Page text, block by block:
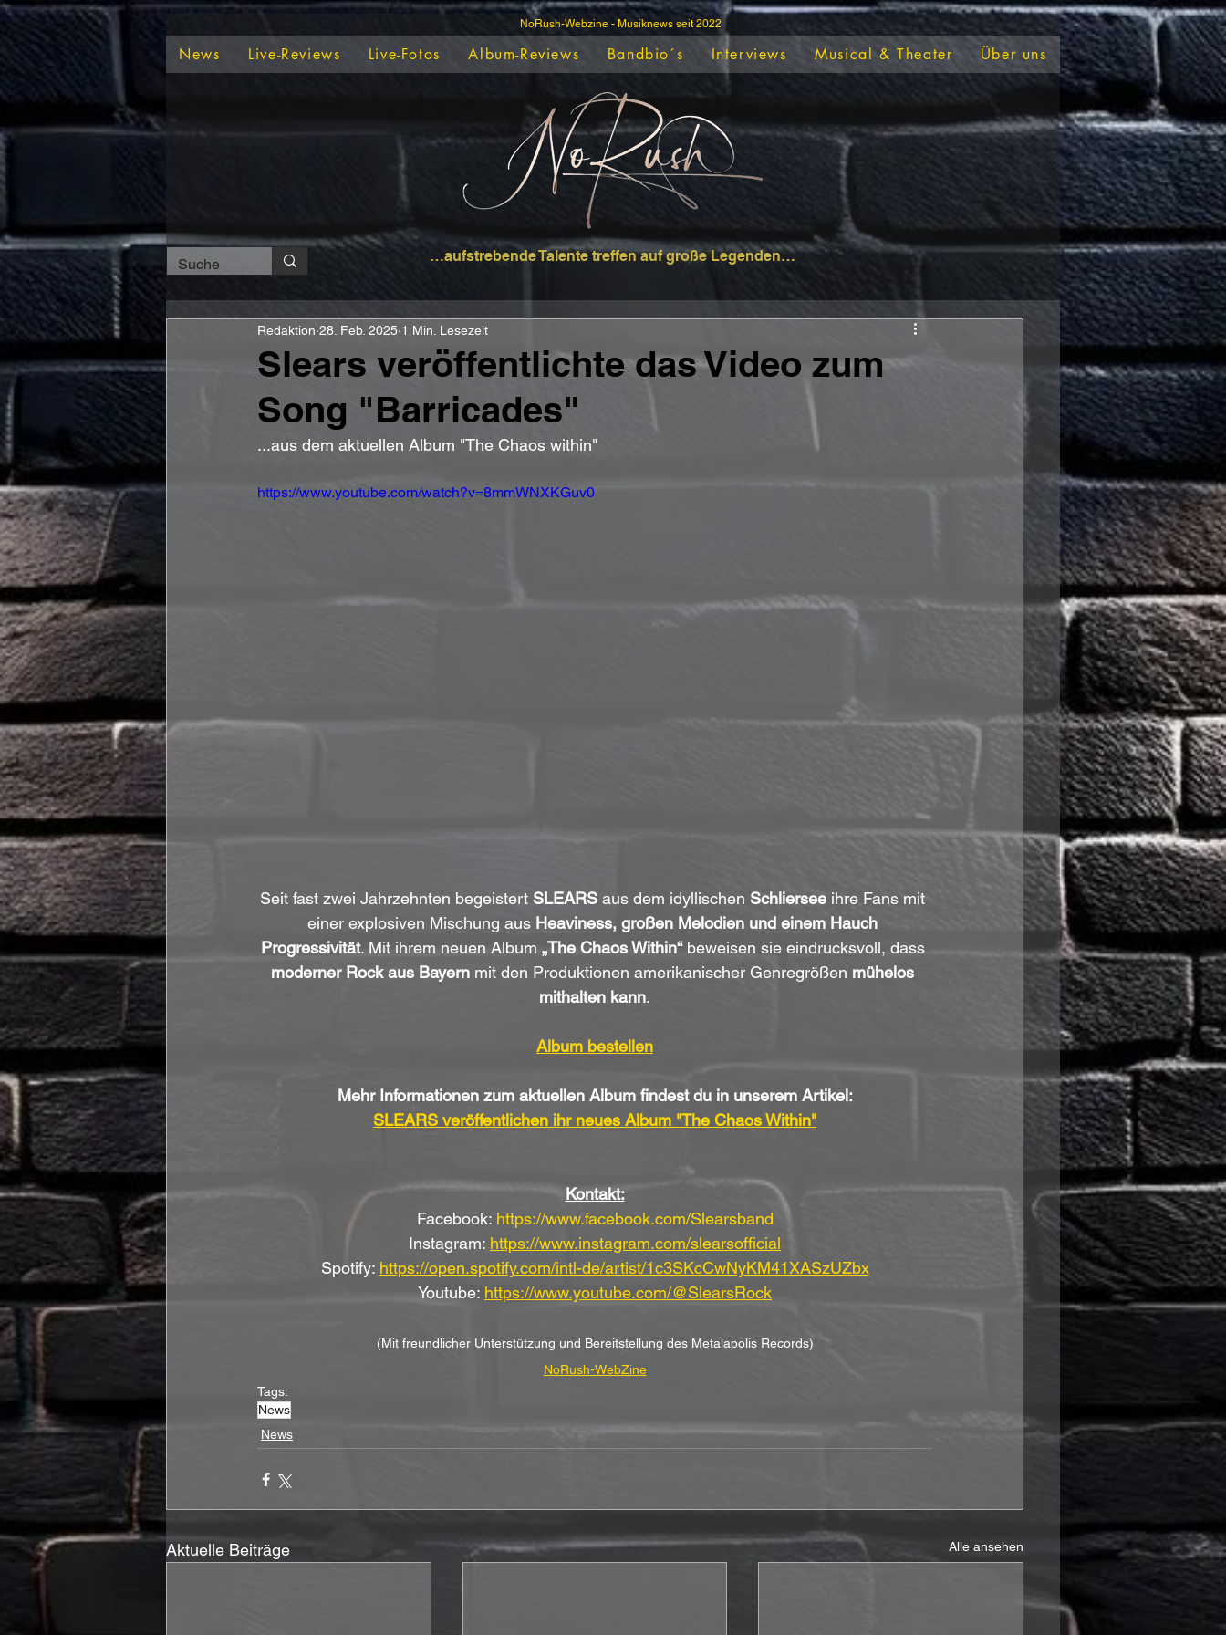
NoRush-Webzine - Musiknews seit 2022
News Live-Reviews Live-Fotos Album-Reviews Bandbio´s Interviews Musical & Theater Über uns
…aufstrebende Talente treffen auf große Legenden…
Slears veröffentlichte das Video zum
Song "Barricades"
Redaktion 28. Feb. 2025 1 Min. Lesezeit
...aus dem aktuellen Album "The Chaos within"
https://www.youtube.com/watch?v=8mmWNXKGuv0
Seit fast zwei Jahrzehnten begeistert SLEARS aus dem idyllischen Schliersee ihre Fans mit
einer explosiven Mischung aus Heaviness, großen Melodien und einem Hauch
Progressivität. Mit ihrem neuen Album „The Chaos Within“ beweisen sie eindrucksvoll, dass
moderner Rock aus Bayern mit den Produktionen amerikanischer Genregrößen mühelos
mithalten kann.
Album bestellen
Mehr Informationen zum aktuellen Album findest du in unserem Artikel:
SLEARS veröffentlichen ihr neues Album "The Chaos Within"
Kontakt:
Facebook: https://www.facebook.com/Slearsband
Instagram: https://www.instagram.com/slearsofficial
Spotify: https://open.spotify.com/intl-de/artist/1c3SKcCwNyKM41XASzUZbx
Youtube: https://www.youtube.com/@SlearsRock
(Mit freundlicher Unterstützung und Bereitstellung des Metalapolis Records)
NoRush-WebZine
Tags:
News
News
Aktuelle Beiträge Alle ansehen